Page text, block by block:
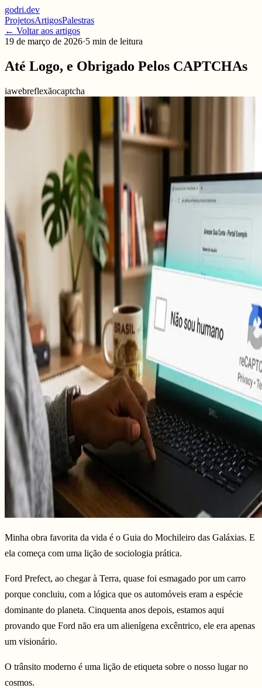
godri.dev
ProjetosArtigosPalestras
← Voltar aos artigos
19 de março de 2026·5 min de leitura
Até Logo, e Obrigado Pelos CAPTCHAs
iawebreflexãocaptcha
Minha obra favorita da vida é o Guia do Mochileiro das Galáxias. E
ela começa com uma lição de sociologia prática.
Ford Prefect, ao chegar à Terra, quase foi esmagado por um carro
porque concluiu, com a lógica que os automóveis eram a espécie
dominante do planeta. Cinquenta anos depois, estamos aqui
provando que Ford não era um alienígena excêntrico, ele era apenas
um visionário.
O trânsito moderno é uma lição de etiqueta sobre o nosso lugar no
cosmos.